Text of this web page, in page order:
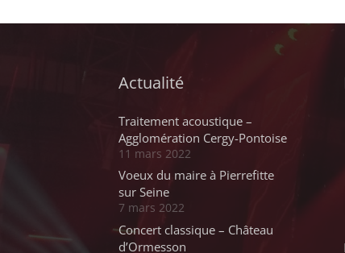
Actualité
Traitement acoustique –
Agglomération Cergy-Pontoise
11 mars 2022
Voeux du maire à Pierrefitte
sur Seine
7 mars 2022
Concert classique – Château
d’Ormesson